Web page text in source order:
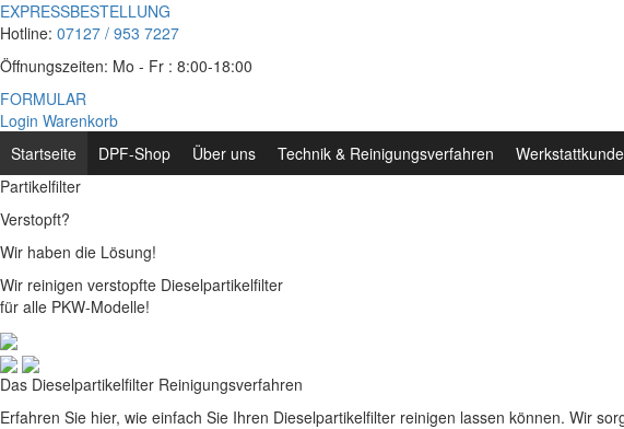
EXPRESSBESTELLUNG
Hotline: 07127 / 953 7227
Öffnungszeiten: Mo - Fr : 8:00-18:00
FORMULAR
Login Warenkorb
Startseite
DPF-Shop Über uns Technik & Reinigungsverfahren
Partikelfilter
Verstopft?
Wir haben die Lösung!
Wir reinigen verstopfte Dieselpartikelfilter
für alle PKW-Modelle!
Das Dieselpartikelfilter Reinigungsverfahren
Erfahren Sie hier, wie einfach Sie Ihren Dieselpartikelfilter reinigen lassen können. Wir